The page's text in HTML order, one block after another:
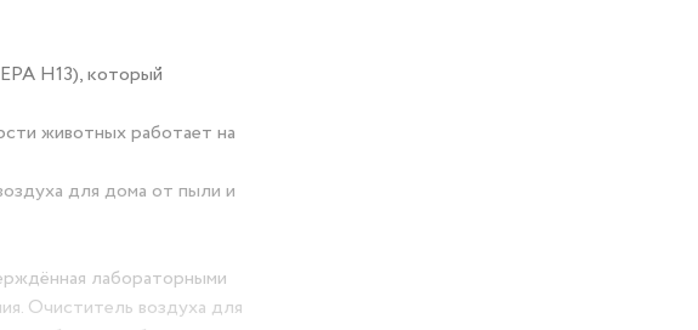
H13), который
животных работает на
для дома от пыли и
лабораторными
Очиститель воздуха для